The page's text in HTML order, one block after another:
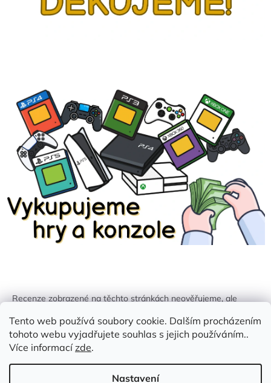
Tento web používá soubory cookie. Dalším procházením
tohoto webu vyjadřujete souhlas s jejich používáním..
Více informacízde.
Nastavení
Recenze zobrazené na těchto stránkách neověřujeme, ale
identifikován.